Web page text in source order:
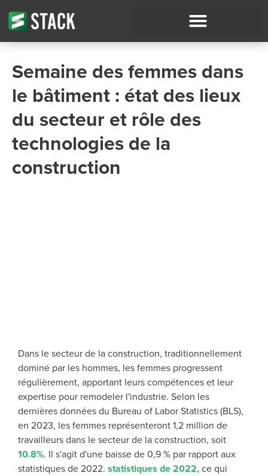
Semaine des femmes dans
le bâtiment : état des lieux
du secteur et rôle des
technologies de la
construction
Dans le secteur de la construction, traditionnellement
dominé par les hommes, les femmes progressent
régulièrement, apportant leurs compétences et leur
expertise pour remodeler l'industrie. Selon les
dernières données du Bureau of Labor Statistics (BLS),
en 2023, les femmes représenteront 1,2 million de
travailleurs dans le secteur de la construction, soit
10.8%. Il s'agit d'une baisse de 0,9 % par rapport aux
statistiques de 2022. statistiques de 2022, ce qui